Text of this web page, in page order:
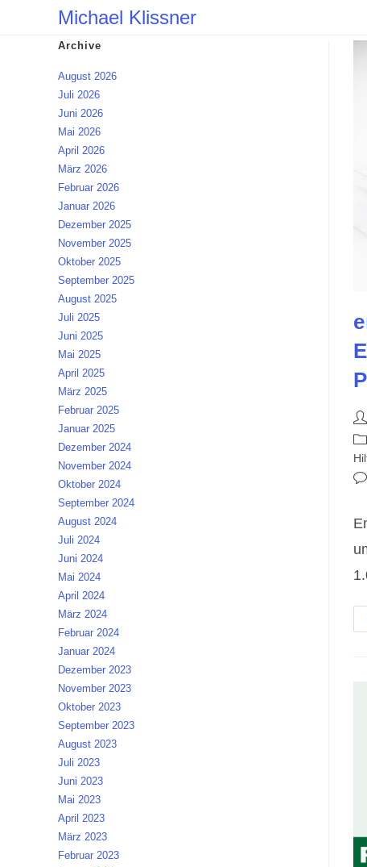
Michael Klissner
Archive
August 2026
Juli 2026
Juni 2026
Mai 2026
April 2026
März 2026
Februar 2026
Januar 2026
Dezember 2025
November 2025
Oktober 2025
September 2025
August 2025
Juli 2025
Juni 2025
Mai 2025
April 2025
März 2025
Februar 2025
Januar 2025
Dezember 2024
November 2024
Oktober 2024
September 2024
August 2024
Juli 2024
Juni 2024
Mai 2024
April 2024
März 2024
Februar 2024
Januar 2024
Dezember 2023
November 2023
Oktober 2023
September 2023
August 2023
Juli 2023
Juni 2023
Mai 2023
April 2023
März 2023
Februar 2023